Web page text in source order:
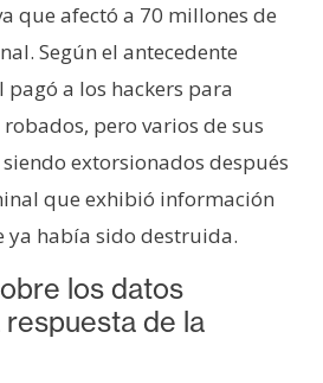
que afectó a 70 millones de
Según el antecedente
pagó a los hackers para
pero varios de sus
extorsionados después
que exhibió información
ya había sido destruida.
los datos
de la